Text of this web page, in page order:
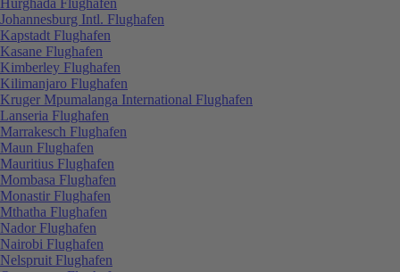
Johannesburg Intl. Flughafen
Kapstadt Flughafen
Kasane Flughafen
Kimberley Flughafen
Kilimanjaro Flughafen
Kruger Mpumalanga International Flughafen
Lanseria Flughafen
Marrakesch Flughafen
Maun Flughafen
Mauritius Flughafen
Mombasa Flughafen
Monastir Flughafen
Mthatha Flughafen
Nador Flughafen
Nairobi Flughafen
Nelspruit Flughafen